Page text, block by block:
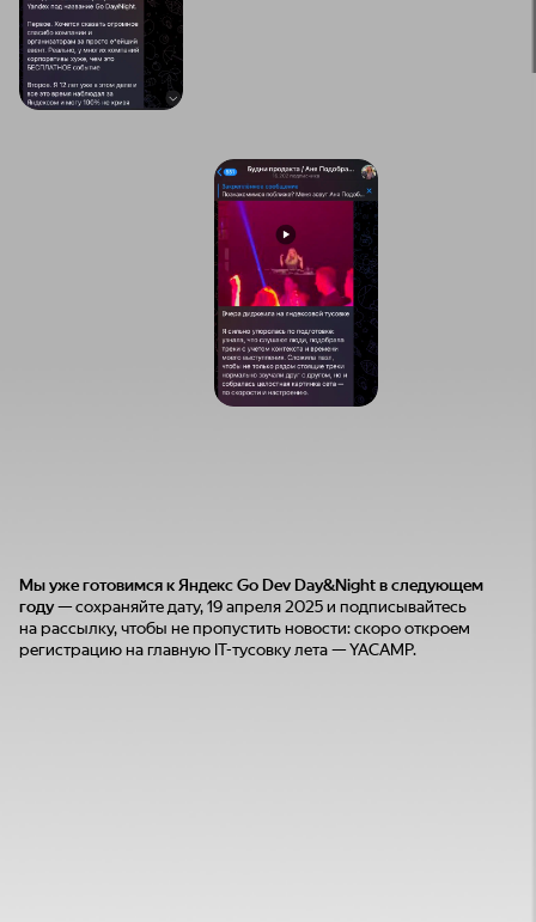
Мы уже готовимся к Яндекс Go Dev Day&Night в следующем
году— сохраняйте дату, 19 апреля 2025 и подписывайтесь
на рассылку, чтобы не пропустить новости: скоро откроем
регистрацию на главную IT-тусовку лета — YACAMP.